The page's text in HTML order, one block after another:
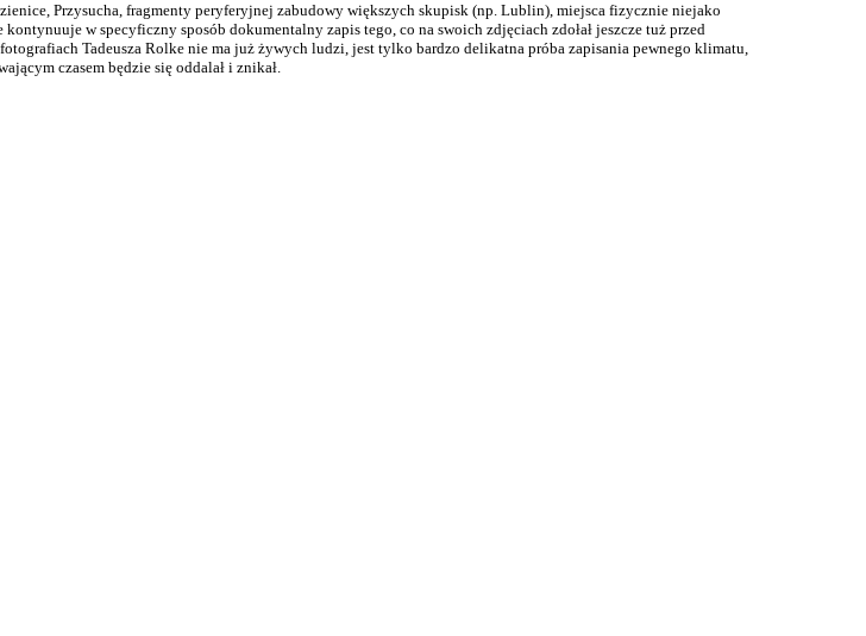
Przysucha, fragmenty peryferyjnej zabudowy większych skupisk (np. Lublin), miejsca fizycznie niejako
w specyficzny sposób dokumentalny zapis tego, co na swoich zdjęciach zdołał jeszcze tuż przed
Tadeusza Rolke nie ma już żywych ludzi, jest tylko bardzo delikatna próba zapisania pewnego klimatu,
czasem będzie się oddalał i znikał.